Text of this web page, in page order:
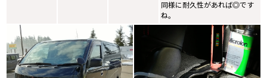
同様に耐久性があれば◎です
ね。